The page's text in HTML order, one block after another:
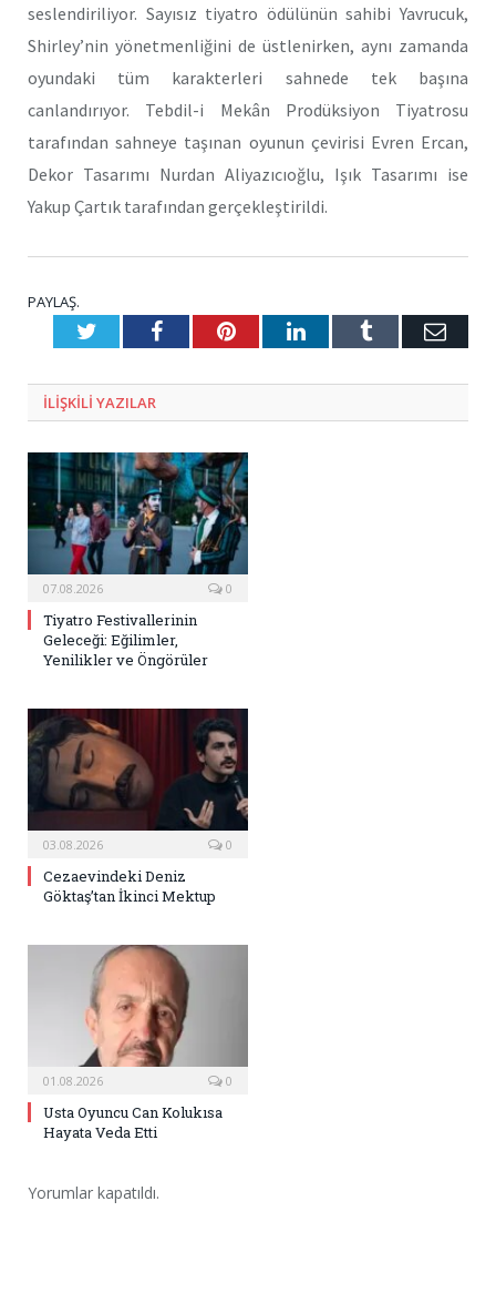
seslendiriliyor. Sayısız tiyatro ödülünün sahibi Yavrucuk,
Shirley’nin yönetmenliğini de üstlenirken, aynı zamanda
oyundaki tüm karakterleri sahnede tek başına
canlandırıyor. Tebdil-i Mekân Prodüksiyon Tiyatrosu
tarafından sahneye taşınan oyunun çevirisi Evren Ercan,
Dekor Tasarımı Nurdan Aliyazıcıoğlu, Işık Tasarımı ise
Yakup Çartık tarafından gerçekleştirildi.
PAYLAŞ.
TwitterFacebookPinterestLinkedInTumblr E-
ILIŞKILI YAZILAR
07.08.2026 0
Tiyatro Festivallerinin
Geleceği: Eğilimler,
Yenilikler ve Öngörüler
03.08.2026 0
Cezaevindeki Deniz
Göktaş’tan İkinci Mektup
01.08.2026 0
Usta Oyuncu Can Kolukısa
Hayata Veda Etti
Yorumlar kapatıldı.